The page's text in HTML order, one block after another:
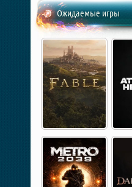
Ожидаемые игры